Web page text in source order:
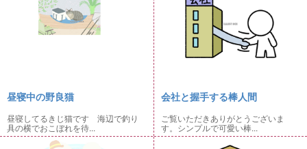
昼寝中の野良猫
昼寝してるきじ猫です 海辺で釣り
具の横でおこぼれを待...
会社と握手する棒人間
ご覧いただきありがとうございま
す。シンプルで可愛い棒...